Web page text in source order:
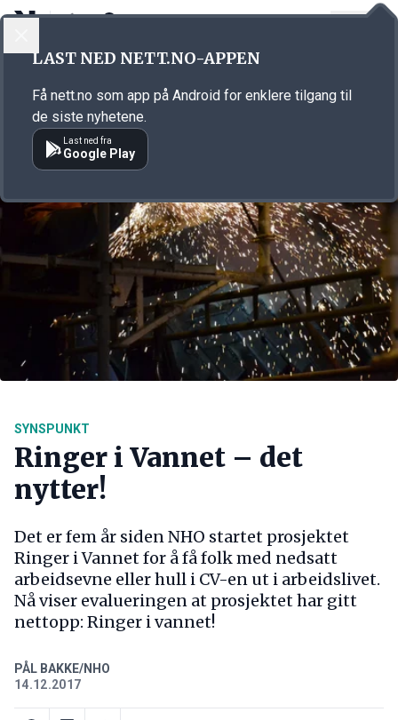
Annonsørinnhold
SYNSPUNKT
Ringer i Vannet – det
nytter!
Det er fem år siden NHO startet prosjektet
Ringer i Vannet for å få folk med nedsatt
arbeidsevne eller hull i CV-en ut i arbeidslivet.
Nå viser evalueringen at prosjektet har gitt
nettopp: Ringer i vannet!
PÅL BAKKE/NHO
14.12.2017
LAST NED NETT.NO-APPEN
Få nett.no som app på Android for enklere tilgang til
de siste nyhetene.
Last ned fra
Google Play